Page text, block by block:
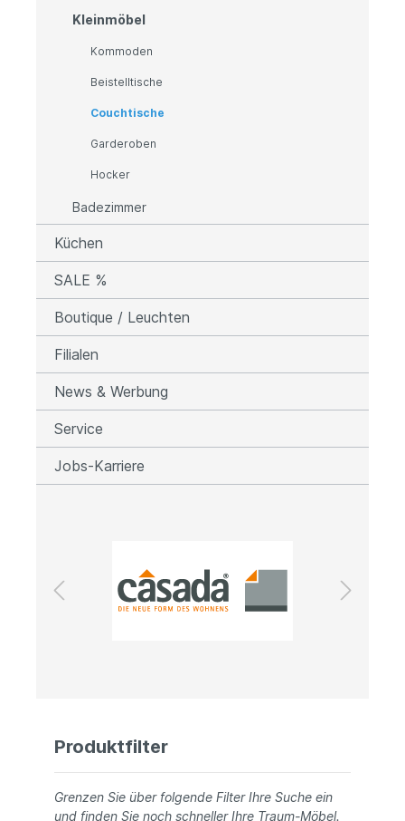
Kleinmöbel
Kommoden
Beistelltische
Couchtische
Garderoben
Hocker
Badezimmer
Küchen
SALE %
Boutique / Leuchten
Filialen
News & Werbung
Service
Jobs-Karriere
Produktfilter
Grenzen Sie über folgende Filter Ihre Suche ein
und finden Sie noch schneller Ihre Traum-Möbel.